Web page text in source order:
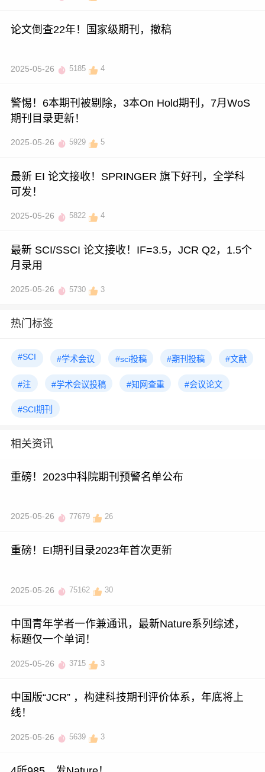
论文倒查22年！国家级期刊，撤稿
2025-05-26 5185 4
警惕！6本期刊被剔除，3本On Hold期刊，7月WoS
期刊目录更新！
2025-05-26 5929 5
最新 EI 论文接收！SPRINGER 旗下好刊，全学科
可发！
2025-05-26 5822 4
最新 SCI/SSCI 论文接收！IF=3.5，JCR Q2，1.5个
月录用
2025-05-26 5730 3
热门标签
#SCI #学术会议 #sci投稿 #期刊投稿 #文献
#注 #学术会议投稿 #知网查重 #会议论文
#SCI期刊
相关资讯
重磅！2023中科院期刊预警名单公布
2025-05-26 77679 26
重磅！EI期刊目录2023年首次更新
2025-05-26 75162 30
中国青年学者一作兼通讯，最新Nature系列综述，
标题仅一个单词！
2025-05-26 3715 3
中国版“JCR” ，构建科技期刊评价体系，年底将上
线！
2025-05-26 5639 3